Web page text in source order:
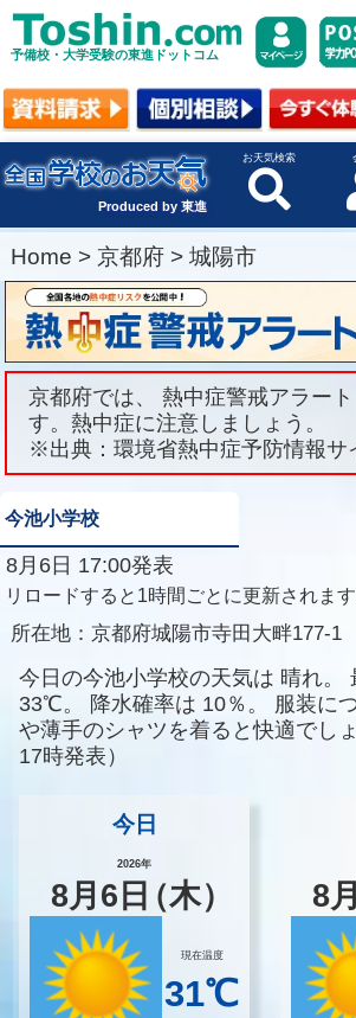
予備校・大学受験の東進ドットコム
Produced by 東進
お天気検索
Home > 京都府 > 城陽市
京都府では、 熱中症警戒アラー
す。熱中症に注意しましょう。
※出典：環境省熱中症予防情報サ
今池小学校
8月6日 17:00発表
リロードすると1時間ごとに更新されます
所在地： 京都府城陽市寺田大畔177-1
今日の今池小学校の天気は 晴れ。
33℃。
降水確率は 10％。 服装に
や薄手のシャツを着ると快適でし
17時発表）
今日
2026年
8月 6 日（木）
現在温度
31℃
8月